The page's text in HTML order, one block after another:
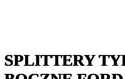
SPLITTERY